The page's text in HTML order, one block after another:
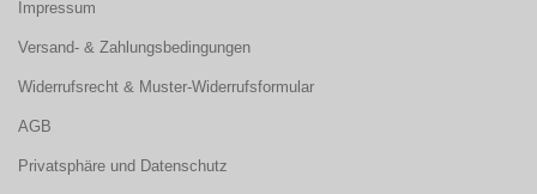
Impressum
Versand- & Zahlungsbedingungen
Widerrufsrecht & Muster-Widerrufsformular
AGB
Privatsphäre und Datenschutz